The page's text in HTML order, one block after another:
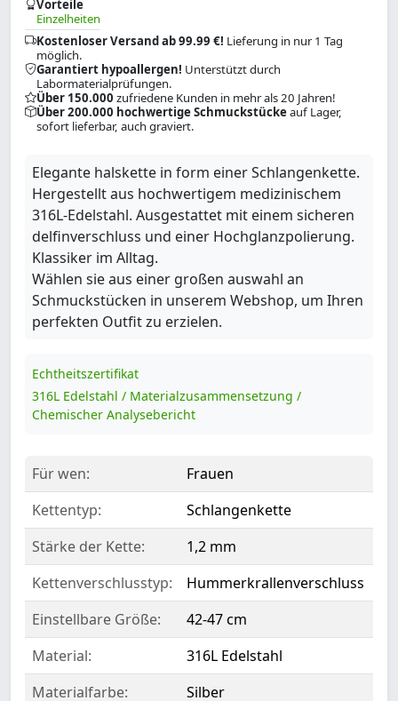
Vorteile
Einzelheiten
Kostenloser Versand ab 99.99 €! Lieferung in nur 1 Tag
möglich.
Garantiert hypoallergen! Unterstützt durch
Labormaterialprüfungen.
Über 150.000 zufriedene Kunden in mehr als 20 Jahren!
Über 200.000 hochwertige Schmuckstückeauf Lager,
sofort lieferbar, auch graviert.
Elegante halskette in form einer Schlangenkette.
Hergestellt aus hochwertigem medizinischem
316L-Edelstahl. Ausgestattet mit einem sicheren
delfinverschluss und einer Hochglanzpolierung.
Klassiker im Alltag.
Wählen sie aus einer großen auswahl an
Schmuckstücken in unserem Webshop, um Ihren
perfekten Outfit zu erzielen.
Echtheitszertifikat
316L Edelstahl / Materialzusammensetzung /
Chemischer Analysebericht
Für wen:
Frauen
Kettentyp:
Schlangenkette
Stärke der Kette:
1,2 mm
Kettenverschlusstyp:
Hummerkrallenverschluss
Einstellbare Größe:
42-47 cm
Material:
316L Edelstahl
Materialfarbe:
Silber